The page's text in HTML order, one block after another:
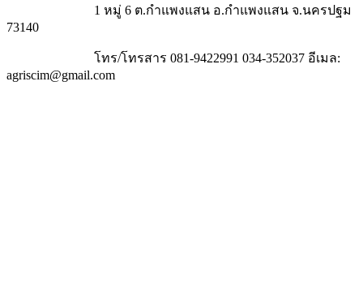
1 หมู่ 6 ต.กำแพงแสน อ.กำแพงแสน จ.นครปฐม
73140
โทร/โทรสาร 081-9422991 034-352037 อีเมล:
agriscim@gmail.com